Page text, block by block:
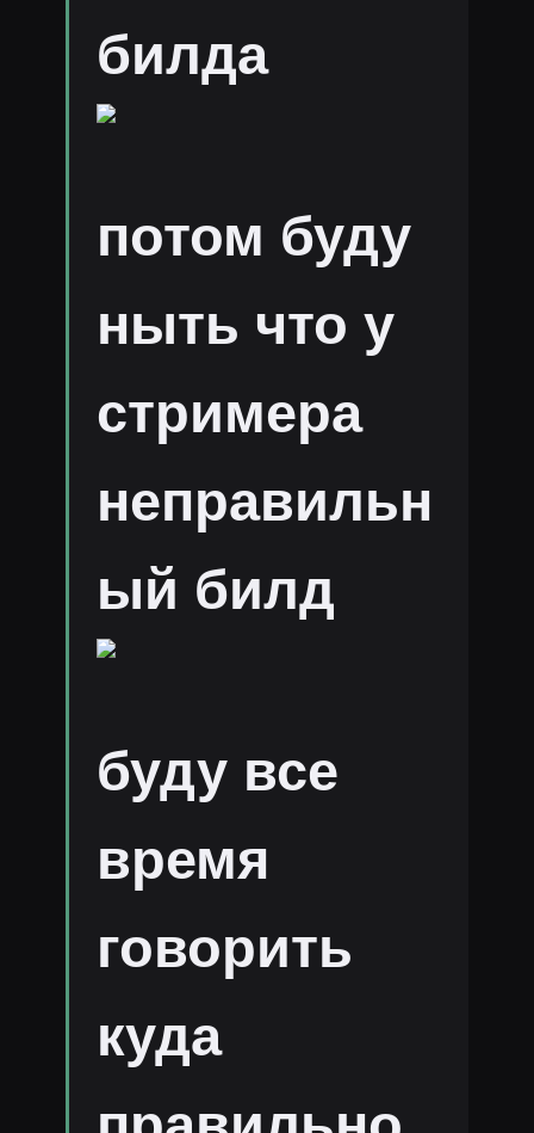
билда
потом буду
ныть что у
стримера
неправильн
ый билд
буду все
время
говорить
куда